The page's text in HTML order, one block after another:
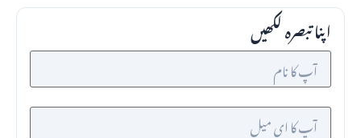
اپنا تبصرہ لکھیں